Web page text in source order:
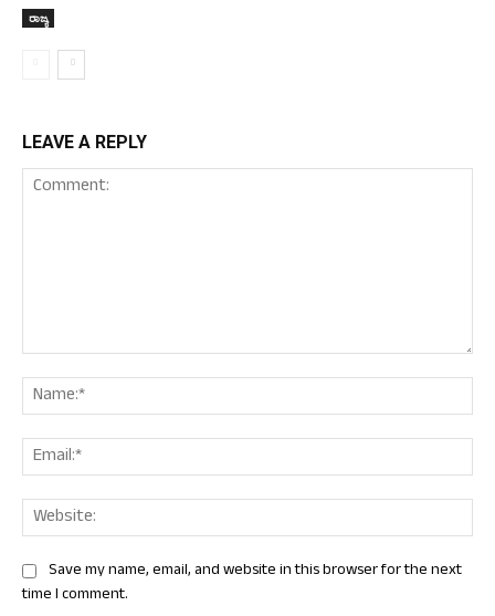
ರಾಜ್ಯ
LEAVE A REPLY
Save my name, email, and website in this browser for the next
time I comment.